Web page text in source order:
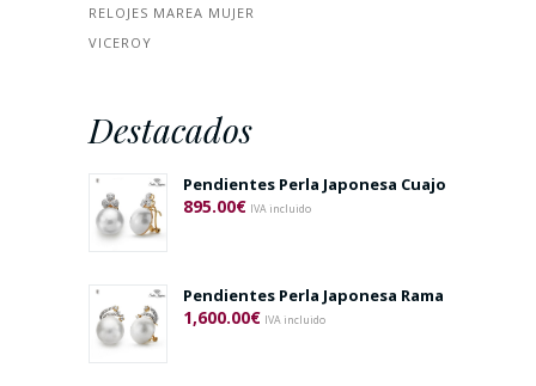
RELOJES MAREA MUJER
VICEROY
Destacados
Pendientes Perla Japonesa Cuajo
895.00€ IVA incluido
Pendientes Perla Japonesa Rama
1,600.00€ IVA incluido